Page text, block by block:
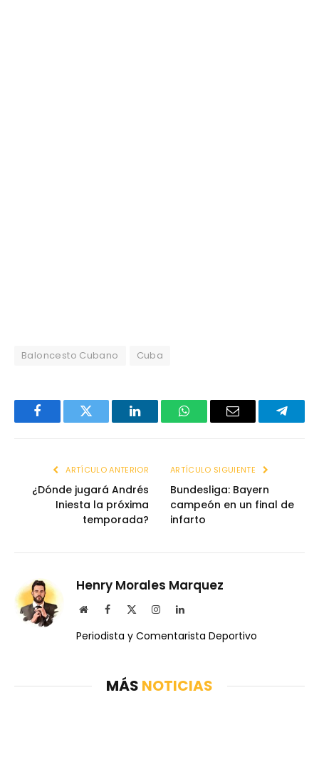
Baloncesto Cubano Cuba
FacebookTwitter LinkedInWhatsAppEmail
ARTÍCULO ANTERIOR
¿Dónde jugará Andrés
Iniesta la próxima
temporada?
ARTÍCULO SIGUIENTE
Bundesliga: Bayern
campeón en un final de
infarto
Henry Morales Marquez
WebsiteFacebook InstagramLinkedIn
Periodista y Comentarista Deportivo
MÁS NOTICIAS